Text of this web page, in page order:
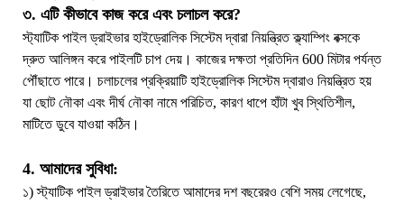
৩. এটি কীভাবে কাজ করে এবং চলাচল করে?
স্ট্যাটিক পাইল ড্রাইভার হাইড্রোলিক সিস্টেম দ্বারা নিয়ন্ত্রিত ক্ল্যাম্পিং বক্সকে
দ্রুত আলিঙ্গন করে পাইলটি চাপ দেয়। কাজের দক্ষতা প্রতিদিন 600 মিটার পর্যন্ত
পৌঁছাতে পারে। চলাচলের প্রক্রিয়াটি হাইড্রোলিক সিস্টেম দ্বারাও নিয়ন্ত্রিত হয়
যা ছোট নৌকা এবং দীর্ঘ নৌকা নামে পরিচিত, কারণ ধাপে হাঁটা খুব স্থিতিশীল,
মাটিতে ডুবে যাওয়া কঠিন।
4. আমাদের সুবিধা:
১) স্ট্যাটিক পাইল ড্রাইভার তৈরিতে আমাদের দশ বছরেরও বেশি সময় লেগেছে,